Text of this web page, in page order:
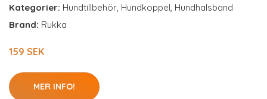
Kategorier: Hundtillbehör, Hundkoppel, Hundhalsband
Brand: Rukka
159 SEK
MER INFO!